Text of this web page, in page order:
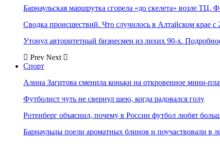
Барнаульская маршрутка сгорела «до скелета» возле ТЦ.
Сводка происшествий. Что случилось в Алтайском крае с
Утонул авторитетный бизнесмен из лихих 90-х.
Prev Next
Спорт
Алина Загитова сменила коньки на откровенное мини-
Футболист чуть не свернул шею, когда радовался голу
Ротенберг объяснил, почему в России футбол любят
Барнаульцы поели ароматных блинов и поучаствовали в